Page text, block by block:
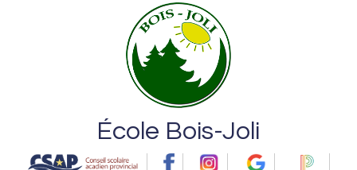
École Bois-Joli